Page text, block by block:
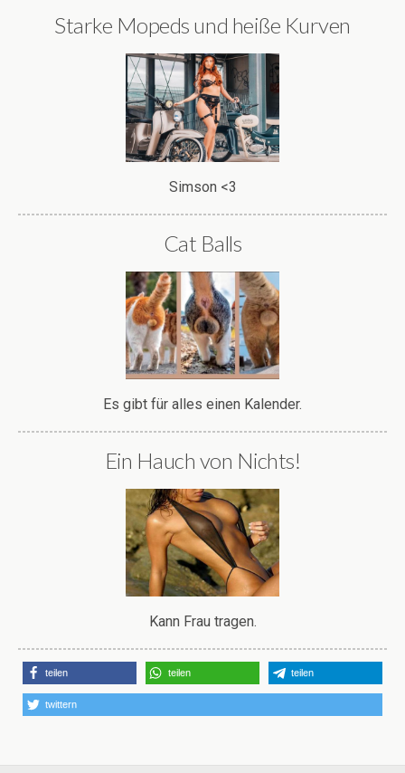
Starke Mopeds und heiße Kurven
Simson <3
Cat Balls
Es gibt für alles einen Kalender.
Ein Hauch von Nichts!
Kann Frau tragen.
teilen teilen teilen
twittern